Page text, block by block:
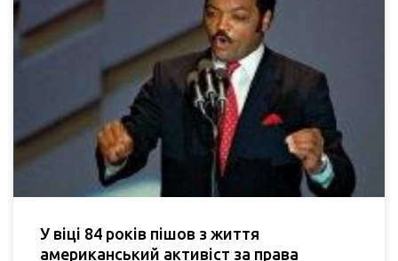
У віці 84 років пішов з життя
американський активіст за права